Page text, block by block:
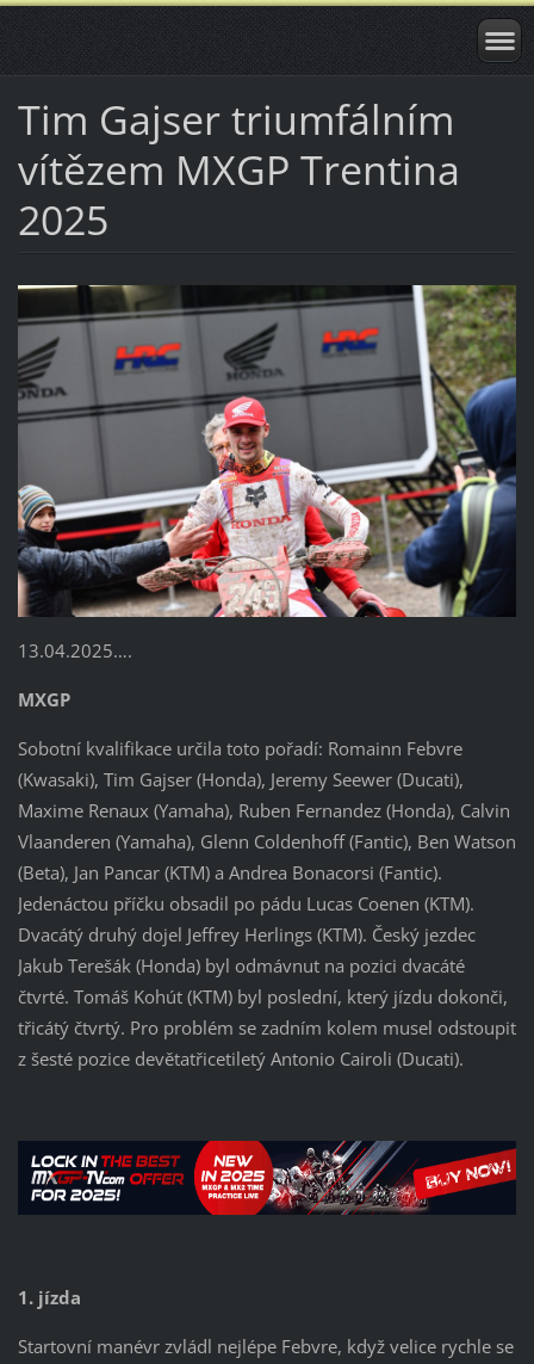
Tim Gajser triumfálním
vítězem MXGP Trentina
2025
13.04.2025….
MXGP
Sobotní kvalifikace určila toto pořadí: Romainn Febvre
(Kwasaki), Tim Gajser (Honda), Jeremy Seewer (Ducati),
Maxime Renaux (Yamaha), Ruben Fernandez (Honda), Calvin
Vlaanderen (Yamaha), Glenn Coldenhoff (Fantic), Ben Watson
(Beta), Jan Pancar (KTM) a Andrea Bonacorsi (Fantic).
Jedenáctou příčku obsadil po pádu Lucas Coenen (KTM).
Dvacátý druhý dojel Jeffrey Herlings (KTM). Český jezdec
Jakub Terešák (Honda) byl odmávnut na pozici dvacáté
čtvrté. Tomáš Kohút (KTM) byl poslední, který jízdu dokonči,
třicátý čtvrtý. Pro problém se zadním kolem musel odstoupit
z šesté pozice devětatřicetiletý Antonio Cairoli (Ducati).
1. jízda
Startovní manévr zvládl nejlépe Febvre, když velice rychle se